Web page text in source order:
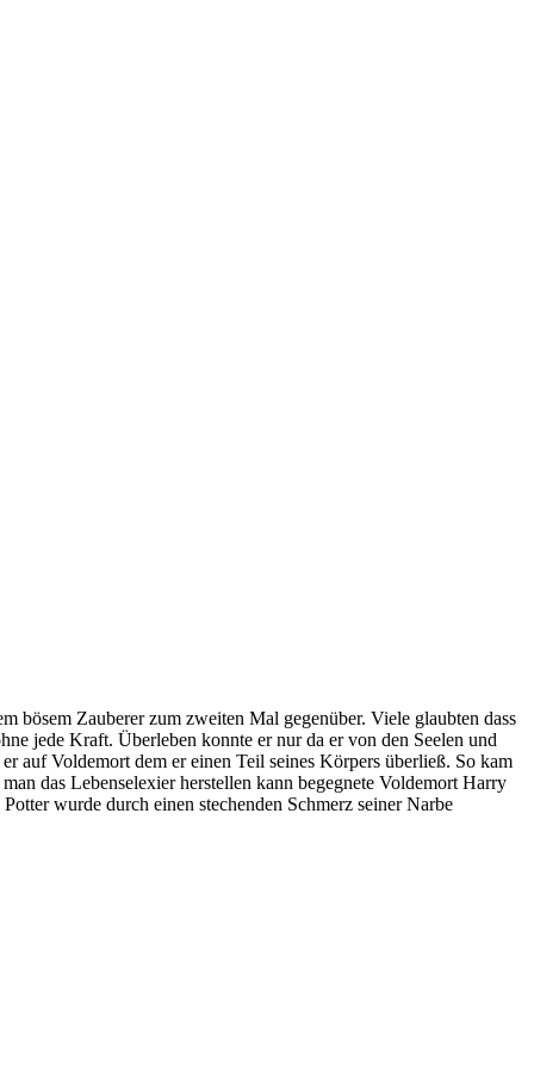
bösem Zauberer zum zweiten Mal gegenüber. Viele glaubten dass
jede Kraft. Überleben konnte er nur da er von den Seelen und
auf Voldemort dem er einen Teil seines Körpers überließ. So kam
das Lebenselexier herstellen kann begegnete Voldemort Harry
wurde durch einen stechenden Schmerz seiner Narbe